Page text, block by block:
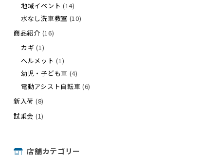
地域イベント (14)
水なし洗車教室 (10)
商品紹介 (16)
カギ (1)
ヘルメット (1)
幼児・子ども車 (4)
電動アシスト自転車 (6)
新入荷 (8)
試乗会 (1)
店舗カテゴリー